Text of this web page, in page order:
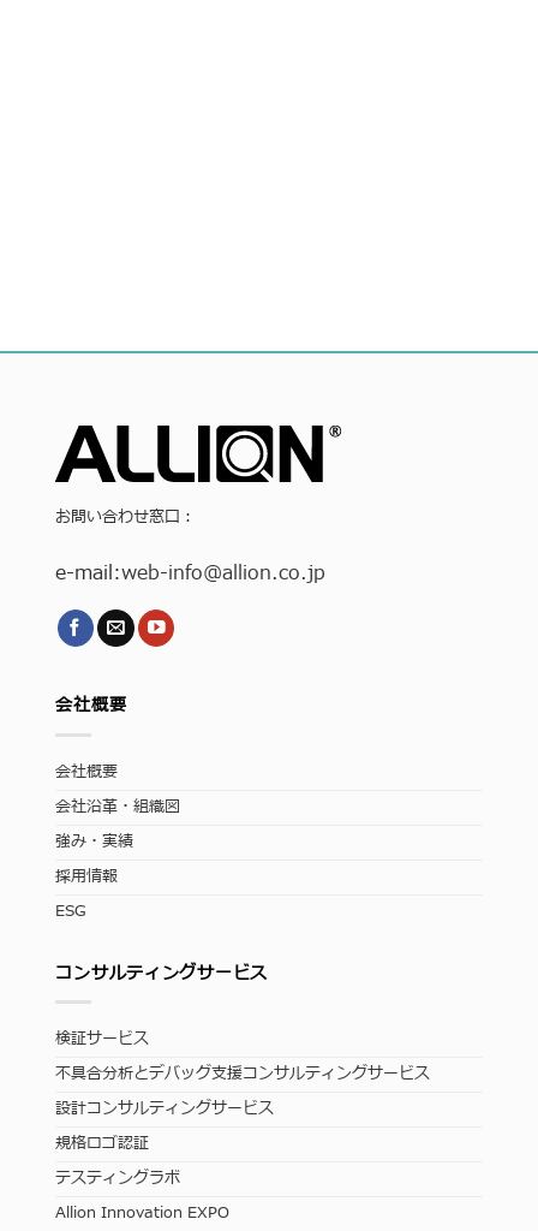
お問い合わせ窓口：
e-mail:web-info@allion.co.jp
会社概要
会社概要
会社沿革・組織図
強み・実績
採用情報
ESG
コンサルティングサービス
検証サービス
不具合分析とデバッグ支援コンサルティングサービス
設計コンサルティングサービス
規格ロゴ認証
テスティングラボ
Allion Innovation EXPO